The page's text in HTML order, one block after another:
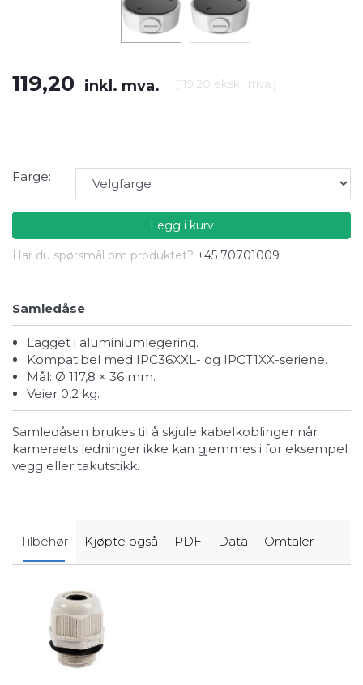
119,20 inkl. mva. (119,20 ekskl. mva. )
Farge:
Legg i kurv
Har du spørsmål om produktet? +45 70701009
Samledåse
Lagget i aluminiumlegering.
Kompatibel med IPC36XXL- og IPCT1XX-seriene.
Mål: Ø 117,8 × 36 mm.
Veier 0,2 kg.
Samledåsen brukes til å skjule kabelkoblinger når
kameraets ledninger ikke kan gjemmes i for eksempel
vegg eller takutstikk.
Tilbehør Kjøpte også PDF Data Omtaler